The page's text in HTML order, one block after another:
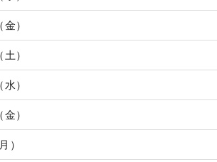
）
）
）
）
）